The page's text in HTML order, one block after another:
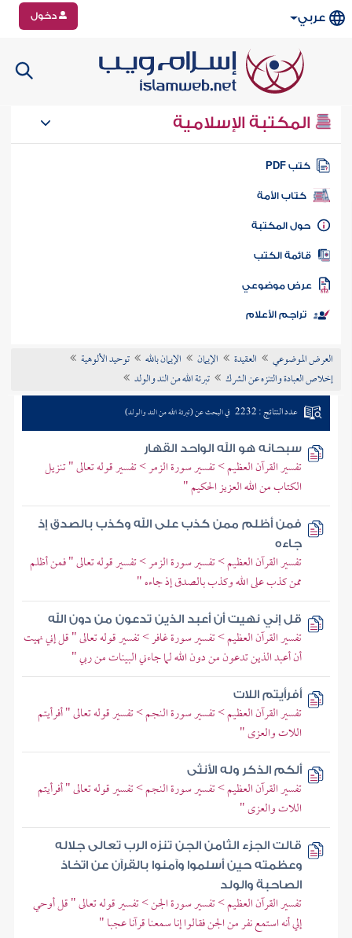
عربي دخول
المكتبة الإسلامية
كتب PDF
كتاب الأمة
المكتبة
الكتب
موضوعي
تراجم الأعلام
العرض الموضوعي العقيدة الإيمان الإيمان بالله
توحيد الألوهية
إخلاص العبادة والتنزه عن الشرك
تبرئة الله من الند والولد
عدد النتائج : 2232 في البحث عن (تبرئة الله من الند والولد)
سبحانه هو الله الواحد القهار
تفسير القرآن العظيم > تفسير سورة الزمر > تفسير قوله تعالى " تنزيل
الكتاب من الله العزيز الحكيم "
فمن أظلم ممن كذب على الله وكذب بالصدق إذ
جاءه
تفسير القرآن العظيم > تفسير سورة الزمر > تفسير قوله تعالى " فمن أظلم
ممن كذب على الله وكذب بالصدق إذ جاءه "
قل إني نهيت أن أعبد الذين تدعون من دون الله
تفسير القرآن العظيم > تفسير سورة غافر > تفسير قوله تعالى " قل إني نهيت
أن أعبد الذين تدعون من دون الله لما جاءني البينات من ربي "
أفرأيتم اللات
تفسير القرآن العظيم > تفسير سورة النجم > تفسير قوله تعالى " أفرأيتم
اللات والعزى "
ألكم الذكر وله الأنثى
تفسير القرآن العظيم > تفسير سورة النجم > تفسير قوله تعالى " أفرأيتم
اللات والعزى "
قالت الجزء الثامن الجن تنزه الرب تعالى جلاله
وعظمته حين أسلموا وآمنوا بالقرآن عن اتخاذ
الصاحبة والولد
تفسير القرآن العظيم > تفسير سورة الجن > تفسير قوله تعالى " قل أوحي
إلي أنه استمع نفر من الجن فقالوا إنا سمعنا قرآنا عجبا "